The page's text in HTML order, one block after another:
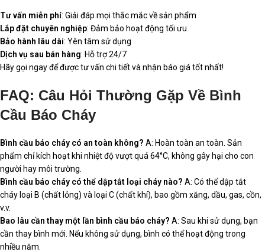
Tư vấn miễn phí: Giải đáp mọi thắc mắc về sản phẩm
Lắp đặt chuyên nghiệp: Đảm bảo hoạt động tối ưu
Bảo hành lâu dài: Yên tâm sử dụng
Dịch vụ sau bán hàng: Hỗ trợ 24/7
Hãy gọi ngay để được tư vấn chi tiết và nhận báo giá tốt nhất!
FAQ: Câu Hỏi Thường Gặp Về Bình
Cầu Báo Cháy
Bình cầu báo cháy có an toàn không? A: Hoàn toàn an toàn. Sản
phẩm chỉ kích hoạt khi nhiệt độ vượt quá 64°C, không gây hại cho con
người hay môi trường.
Bình cầu báo cháy có thể dập tắt loại cháy nào? A: Có thể dập tắt
cháy loại B (chất lỏng) và loại C (chất khí), bao gồm xăng, dầu, gas, cồn,
v.v.
Bao lâu cần thay một lần bình cầu báo cháy? A: Sau khi sử dụng, bạn
cần thay bình mới. Nếu không sử dụng, bình có thể hoạt động trong
nhiều năm.